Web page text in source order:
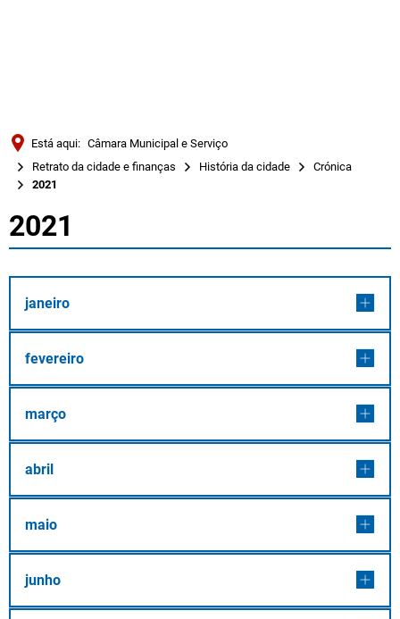
Deutsch
Está aqui: Câmara Municipal e Serviço
Retrato da cidade e finanças
História da cidade
Crónica
2021
2021
2021
janeiro
fevereiro
março
abril
maio
junho